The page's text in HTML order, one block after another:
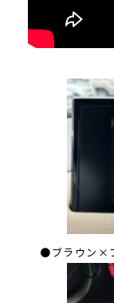
●ブラウン×